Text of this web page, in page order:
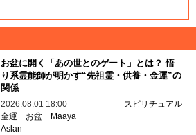
お盆に開く「あの世とのゲート」とは？ 悟
り系霊能師が明かす“先祖霊・供養・金運”の
関係
2026.08.01 18:00
スピリチュアル
金運
お盆
Maaya
Aslan